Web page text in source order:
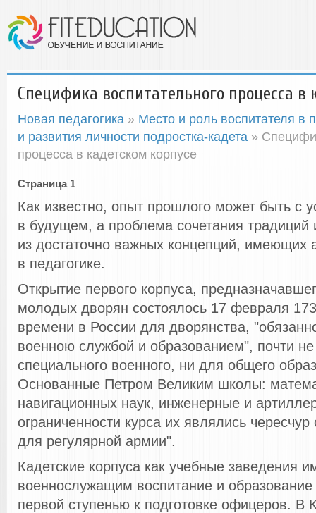
Специфика воспитательного процесса в
Новая педагогика » Место и роль воспитателя в
и развития личности подростка-кадета »
процесса в кадетском корпусе
Страница 1
Как известно, опыт прошлого может быть с
в будущем, а проблема сочетания традиций
из достаточно важных концепций, имеющих
в педагогике.
Открытие первого корпуса,
молодых дворян состоялось 17 февраля
времени в России для дворянства,
военною службой и образованием", почти
специального военного, ни для общего
Основанные Петром Великим школы:
навигационных наук, инженерные и
ограниченности курса их являлись
для регулярной армии".
Кадетские корпуса как учебные заведения
военнослужащим воспитание и
первой ступенью к подготовке офицеров. В